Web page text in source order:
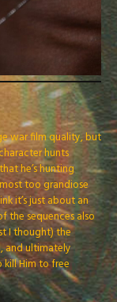
war film quality, but
hunts
he’s hunting
too grandiose
it’s just about an
the sequences also
I thought) the
and ultimately
kill Him to free